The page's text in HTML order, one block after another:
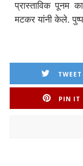
प्रास्ताविक पूनम
मटकर यांनी केले.
TWEET
PIN IT